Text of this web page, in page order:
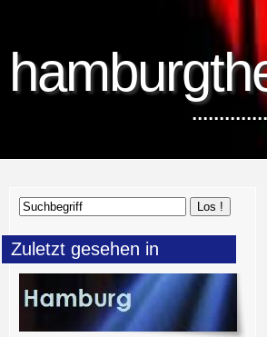
Zuletzt gesehen in